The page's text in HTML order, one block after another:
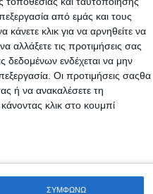
από εμάς και τους
κλικ για να αρνηθείτε να
αλλάξετε τις προτιμήσεις σας
ενδέχεται να μην
Οι προτιμήσεις σαςθα
ή να ανακαλέσετε τη
κλικ στο κουμπί
ΣΥΜΦΩΝΩ